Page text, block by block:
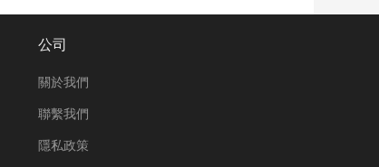
公司
關於我們
聯繫我們
隱私政策